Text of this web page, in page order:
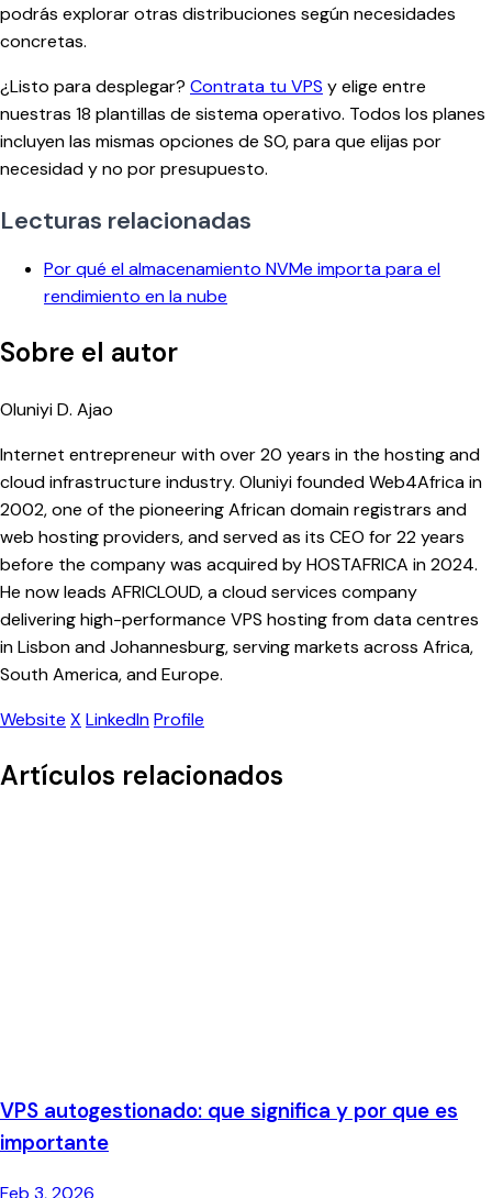
podrás explorar otras distribuciones según necesidades
concretas.
¿Listo para desplegar? Contrata tu VPS y elige entre
nuestras 18 plantillas de sistema operativo. Todos los planes
incluyen las mismas opciones de SO, para que elijas por
necesidad y no por presupuesto.
Lecturas relacionadas
Por qué el almacenamiento NVMe importa para el
rendimiento en la nube
Sobre el autor
Oluniyi D. Ajao
Internet entrepreneur with over 20 years in the hosting and
cloud infrastructure industry. Oluniyi founded Web4Africa in
2002, one of the pioneering African domain registrars and
web hosting providers, and served as its CEO for 22 years
before the company was acquired by HOSTAFRICA in 2024.
He now leads AFRICLOUD, a cloud services company
delivering high-performance VPS hosting from data centres
in Lisbon and Johannesburg, serving markets across Africa,
South America, and Europe.
Website X LinkedInProfile
Artículos relacionados
VPS autogestionado: que significa y por que es
importante
Feb 3, 2026